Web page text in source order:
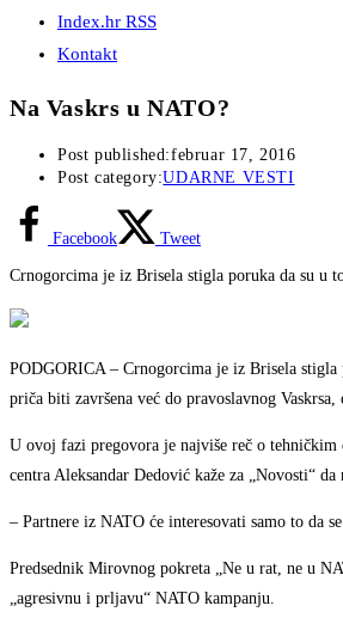
Index.hr RSS
Kontakt
Na Vaskrs u NATO?
Post published:februar 17, 2016
Post category:UDARNE VESTI
Facebook Tweet
Crnogorcima je iz Brisela stigla poruka da su u
PODGORICA – Crnogorcima je iz Brisela
priča biti završena već do pravoslavnog Vaskrsa,
U ovoj fazi pregovora je najviše reč o
centra Aleksandar Dedović kaže za „Novosti“
– Partnere iz NATO će interesovati samo to da
Predsednik Mirovnog pokreta „Ne u rat, ne u
„agresivnu i prljavu“ NATO kampanju.